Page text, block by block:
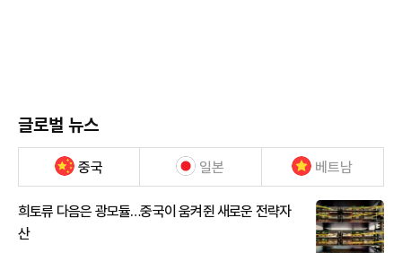
글로벌 뉴스
중국 일본 베트남
희토류 다음은 광모듈…중국이 움켜쥔 새로운 전략자
산